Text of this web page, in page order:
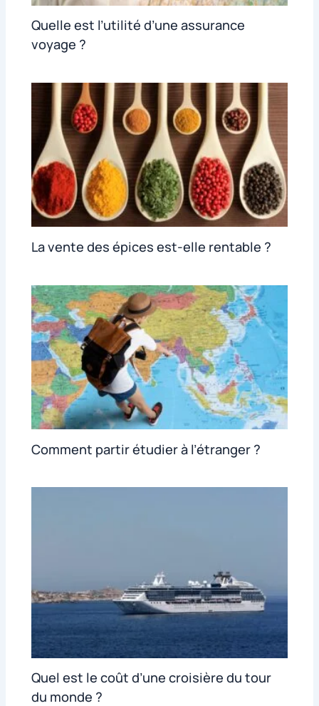
Quelle est l’utilité d’une assurance
voyage ?
La vente des épices est-elle rentable ?
Comment partir étudier à l’étranger ?
Quel est le coût d’une croisière du tour
du monde ?